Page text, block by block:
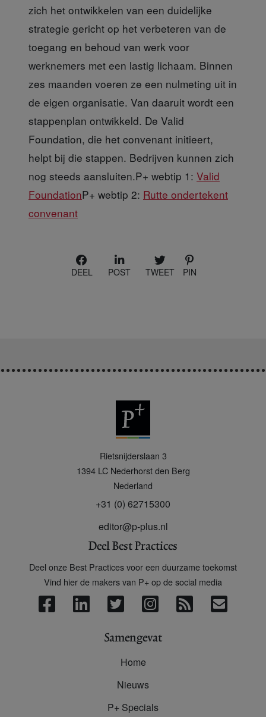
zich het ontwikkelen van een duidelijke
strategie gericht op het verbeteren van de
toegang en behoud van werk voor
werknemers met een lastig lichaam. Binnen
zes maanden voeren ze een nulmeting uit in
de eigen organisatie. Van daaruit wordt een
stappenplan ontwikkeld. De Valid
Foundation, die het convenant initieert,
helpt bij die stappen. Bedrijven kunnen zich
nog steeds aansluiten.P+ webtip 1: Valid
FoundationP+ webtip 2: Rutte ondertekent
convenant
DEEL POST TWEET PIN
Rietsnijderslaan 3
1394 LC Nederhorst den Berg
Nederland
+31 (0) 62715300
editor@p-plus.nl
Deel Best Practices
Deel onze Best Practices voor een duurzame toekomst
Vind hier de makers van P+ op de social media
Samengevat
Home
Nieuws
P+ Specials